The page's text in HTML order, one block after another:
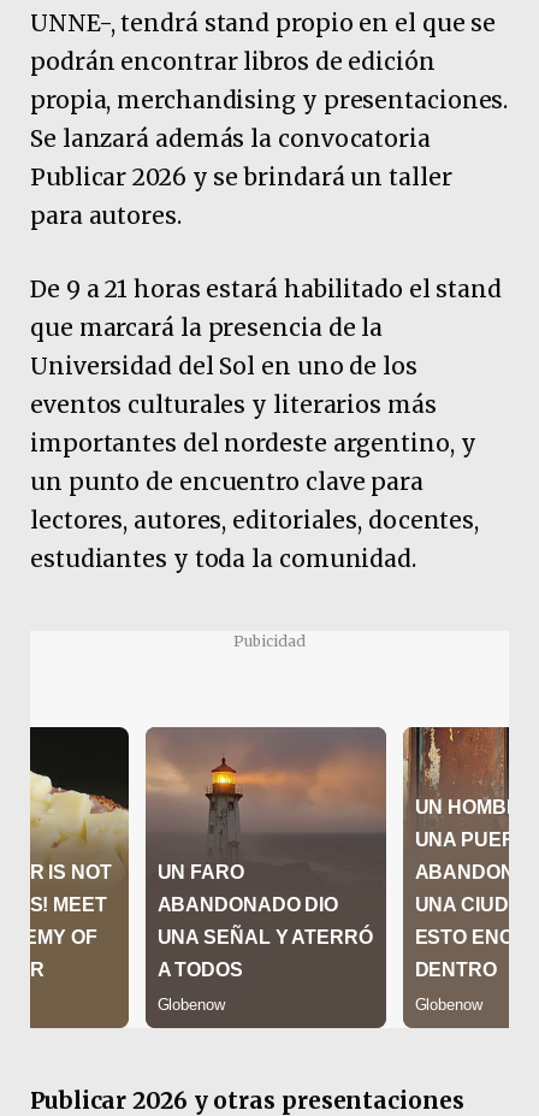
UNNE-, tendrá stand propio en el que se
podrán encontrar libros de edición
propia, merchandising y presentaciones.
Se lanzará además la convocatoria
Publicar 2026 y se brindará un taller
para autores.
De 9 a 21 horas estará habilitado el stand
que marcará la presencia de la
Universidad del Sol en uno de los
eventos culturales y literarios más
importantes del nordeste argentino, y
un punto de encuentro clave para
lectores, autores, editoriales, docentes,
estudiantes y toda la comunidad.
Pubicidad
Publicar 2026 y otras presentaciones